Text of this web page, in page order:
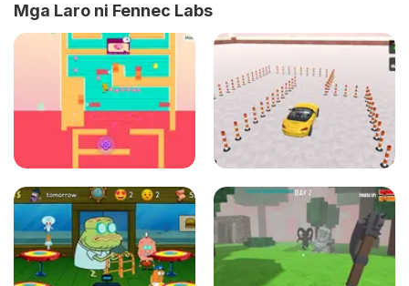
Mga Laro ni Fennec Labs